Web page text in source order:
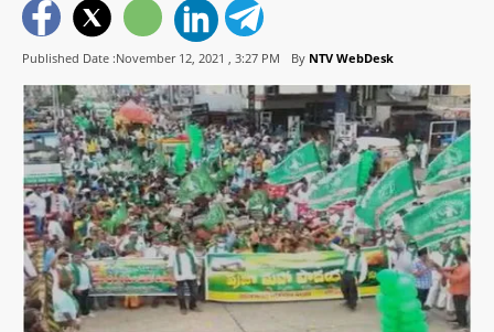
Published Date :November 12, 2021 , 3:27 PM By NTV WebDesk